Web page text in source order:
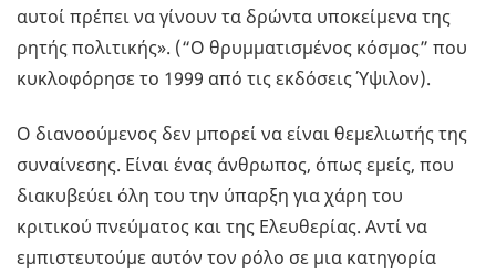
αυτοί πρέπει να γίνουν τα δρώντα υποκείμενα της
ρητής πολιτικής». (“Ο θρυμματισμένος κόσμος” που
κυκλοφόρησε το 1999 από τις εκδόσεις Ύψιλον).
O διανοούμενος δεν μπορεί να είναι θεμελιωτής της
συναίνεσης. Είναι ένας άνθρωπος, όπως εμείς, που
διακυβεύει όλη του την ύπαρξη για χάρη του
κριτικού πνεύματος και της Ελευθερίας. Αντί να
εμπιστευτούμε αυτόν τον ρόλο σε μια κατηγορία